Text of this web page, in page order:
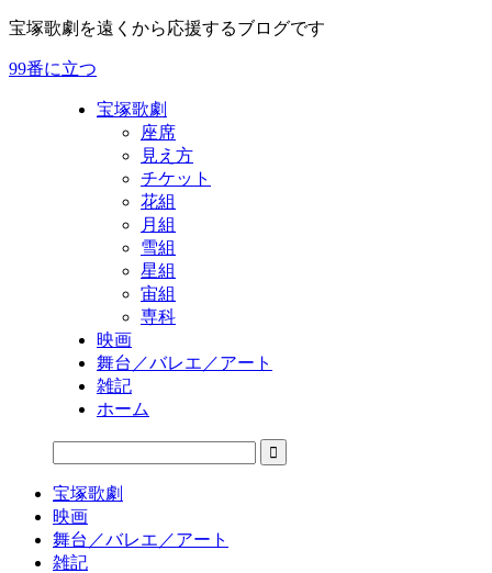
宝塚歌劇を遠くから応援するブログです
99番に立つ
宝塚歌劇
座席
見え方
チケット
花組
月組
雪組
星組
宙組
専科
映画
舞台／バレエ／アート
雑記
ホーム
宝塚歌劇
映画
舞台／バレエ／アート
雑記